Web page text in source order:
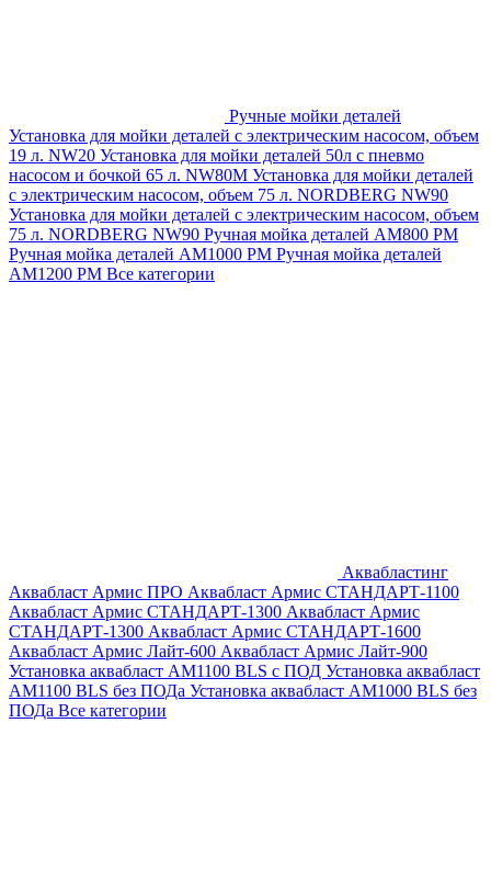
Ручные мойки деталей
Установка для мойки деталей с электрическим насосом, объем
19 л. NW20 Установка для мойки деталей 50л с пневмо
насосом и бочкой 65 л. NW80M Установка для мойки деталей
с электрическим насосом, объем 75 л. NORDBERG NW90
Установка для мойки деталей с электрическим насосом, объем
75 л. NORDBERG NW90 Ручная мойка деталей АМ800 РМ
Ручная мойка деталей АМ1000 РМ Ручная мойка деталей
АМ1200 РМ Все категории
Аквабластинг
Аквабласт Армис ПРО Аквабласт Армис СТАНДАРТ-1100
Аквабласт Армис СТАНДАРТ-1300 Аквабласт Армис
СТАНДАРТ-1300 Аквабласт Армис СТАНДАРТ-1600
Аквабласт Армис Лайт-600 Аквабласт Армис Лайт-900
Установка аквабласт AM1100 BLS с ПОД Установка аквабласт
AM1100 BLS без ПОДа Установка аквабласт AM1000 BLS без
ПОДа Все категории